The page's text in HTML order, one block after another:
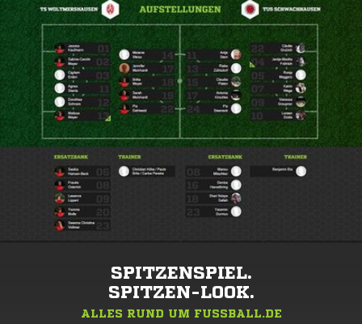
SPITZENSPIEL.
SPITZEN-LOOK.
ALLES RUND UM FUSSBALL.DE